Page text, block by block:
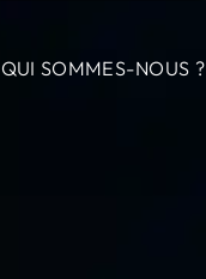
QUI SOMMES-NOUS ?